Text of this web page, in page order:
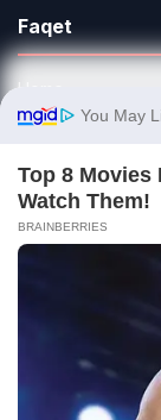
Faqet
Privacy Policy
Sample Page
Na Ndiq
© 2026